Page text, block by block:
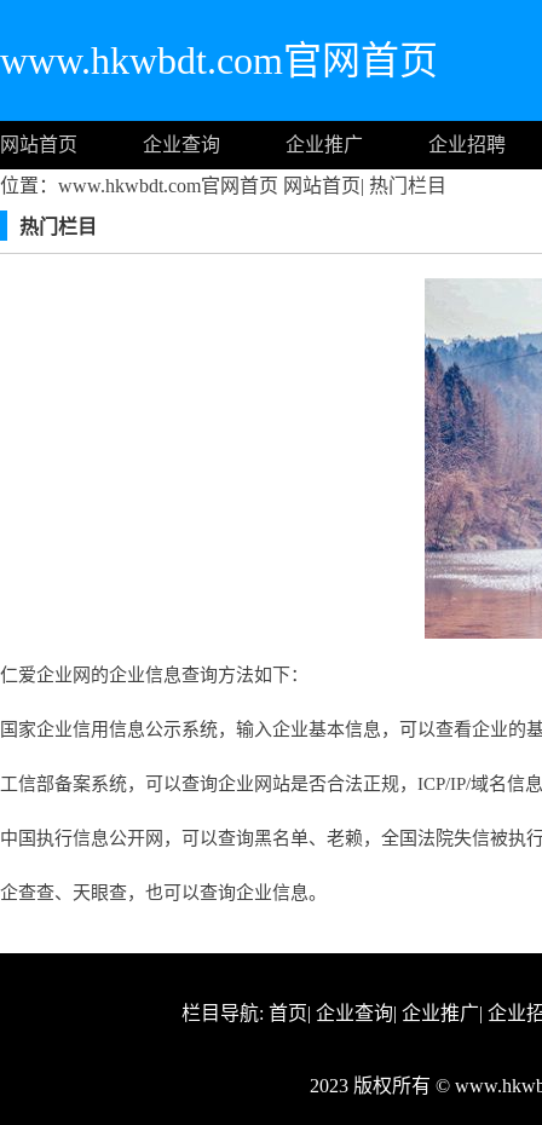
www.hkwbdt.com官网首页
网站首页 企业查询 企业推广
企业招聘
位置：www.hkwbdt.com官网首页 网站首页| 热门栏目
热门栏目
仁爱企业网的企业信息查询方法如下：
国家企业信用信息公示系统，输入企业基本信息，可以查看企业的
工信部备案系统，可以查询企业网站是否合法正规，ICP/IP/域名信
中国执行信息公开网，可以查询黑名单、老赖，全国法院失信被执
企查查、天眼查，也可以查询企业信息。
栏目导航: 首页| 企业查询| 企业推广| 企业
2023 版权所有 ©